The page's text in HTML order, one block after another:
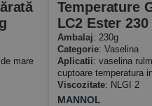
mare
Temperature
LC2 Ester 230
Ambalaj: 230g
Categorie: Vaselina
Aplicatii: vaselina
cuptoare temperatura
Viscozitate: NLGI 2
MANNOL